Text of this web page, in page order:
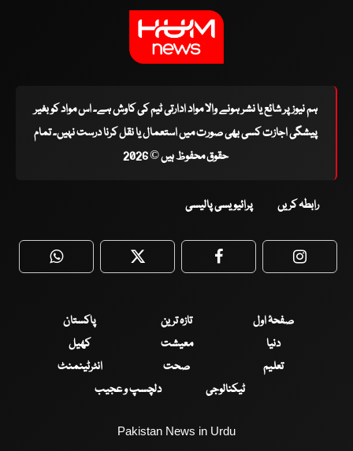
ہم نیوز پر شائع یا نشر ہونے والا مواد ادارتی ٹیم کی کاوش ہے۔ اس مواد کو بغیر
پیشگی اجازت کسی بھی صورت میں استعمال یا نقل کرنا درست نہیں۔ تمام
حقوق محفوظ ہیں © 2026
رابطہ کریں پرائیویسی پالیسی
WhatsApp Twitter Facebook
صفحۂ اول تازہ ترین
پاکستان
دنیا
معیشت
کھیل
تعلیم
صحت
انٹرٹینمنٹ
ٹیکنالوجی
دلچسپ و عجیب
Pakistan News in Urdu